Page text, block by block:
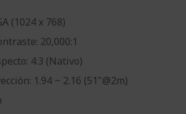
(1024 x 768)
20,000:1
4:3 (Nativo)
1.94 ~ 2.16 (51"@2m)